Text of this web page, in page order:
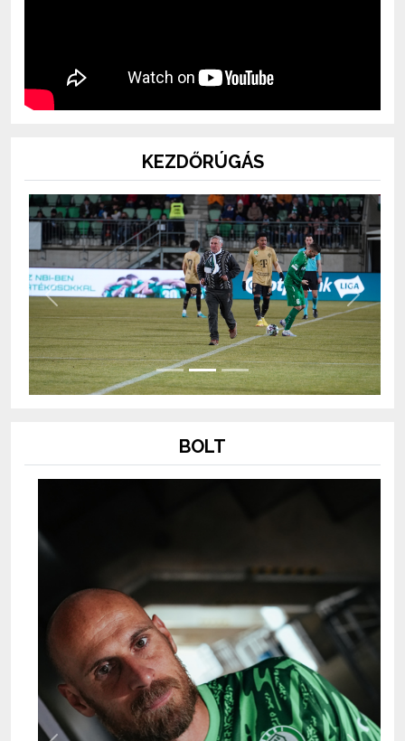
KEZDŐRÚGÁS
Previous Next
BOLT